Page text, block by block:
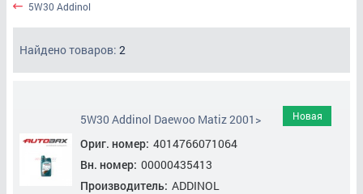
5W30 Addinol
Найдено товаров: 2
Новая
5W30 Addinol Daewoo Matiz 2001>
Ориг. номер: 4014766071064
Вн. номер: 00000435413
Производитель: ADDINOL